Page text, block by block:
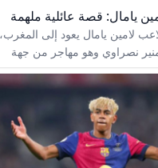
يامال: قصة عائلية ملهمة
لامين يامال يعود إلى المغرب،
نصراوي وهو مهاجر من جهة
كاتالونيا بمدينة برشلونة عام
في بيئة متعددة الثقافات تجمع بين
لأبيه والأصل الغيني الاستوائي
ينتمي والد لامين إلى جذور عربية
عائلة مغربية الأصل استقرت في